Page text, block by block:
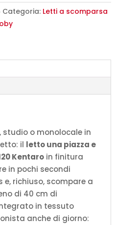
Categoria: Letti a scomparsa
o monolocale in
il letto una piazza e
Kentaro in finitura
in pochi secondi
richiuso, scompare a
di 40 cm di
in tessuto
anche di giorno: